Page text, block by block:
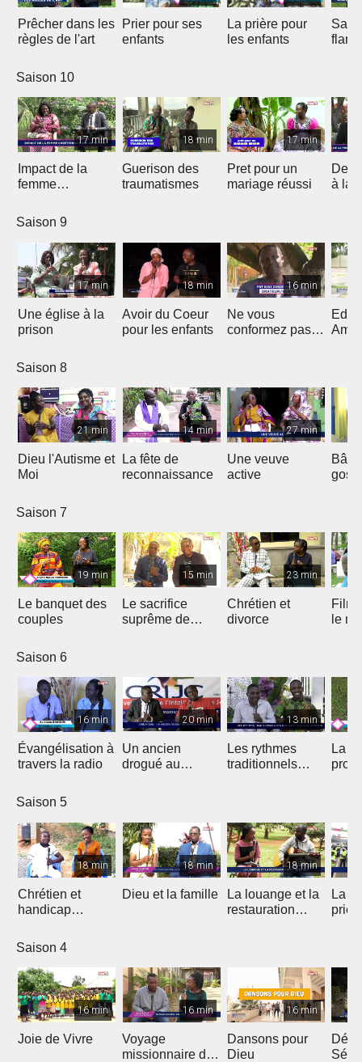
Prêcher dans les
règles de l'art
Prier pour ses
enfants
La prière pour
les enfants
Saison 10
17 min
Impact de la
femme
sa Nation
18 min
Guerison des
traumatismes
17 min
Pret pour un
mariage réussi
De
à la
Saison 9
17 min
Une église à la
prison
18 min
Avoir du Coeur
pour les enfants
16 min
Ne vous
conformez pas
Saison 8
21 min
Dieu l'Autisme et
Moi
14 min
La fête de
reconnaissance
27 min
Une veuve
active
Bâtir
Saison 7
19 min
Le banquet des
couples
15 min
Le sacrifice
suprême de
23 min
Chrétien et
divorce
Film
le
Saison 6
16 min
Évangélisation à
travers la radio
20 min
Un ancien
drogué au
13 min
Les rythmes
traditionnels
La
Saison 5
18 min
Chrétien et
handicap
18 min
Dieu et la famille
18 min
La louange et la
restauration
La
Saison 4
16 min
Joie de Vivre
16 min
Voyage
missionnaire de
16 min
Dansons pour
Dieu